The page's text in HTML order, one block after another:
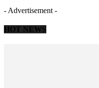
- Advertisement -
HOT NEWS